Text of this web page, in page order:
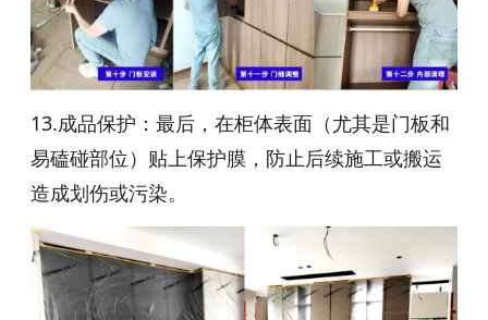
13.成品保护：最后，在柜体表面（尤其是门板和
易磕碰部位）贴上保护膜，防止后续施工或搬运
造成划伤或污染。